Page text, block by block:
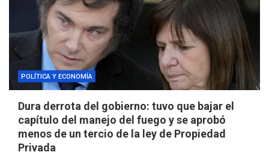
POLÍTICA Y ECONOMÍA
Dura derrota del gobierno: tuvo que bajar el
capítulo del manejo del fuego y se aprobó
menos de un tercio de la ley de Propiedad
Privada